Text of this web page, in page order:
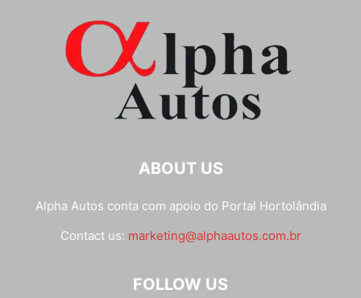
ABOUT US
Alpha Autos conta com apoio do Portal Hortolândia
Contact us: marketing@alphaautos.com.br
FOLLOW US